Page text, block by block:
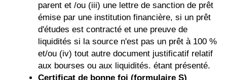
parent et /ou (iii) une lettre de sanction de prêt
émise par une institution financière, si un prêt
d'études est contracté et une preuve de
liquidités si la source n'est pas un prêt à 100 %
et/ou (iv) tout autre document justificatif relatif
aux bourses ou aux liquidités. étant présenté.
Certificat de bonne foi (formulaire S)